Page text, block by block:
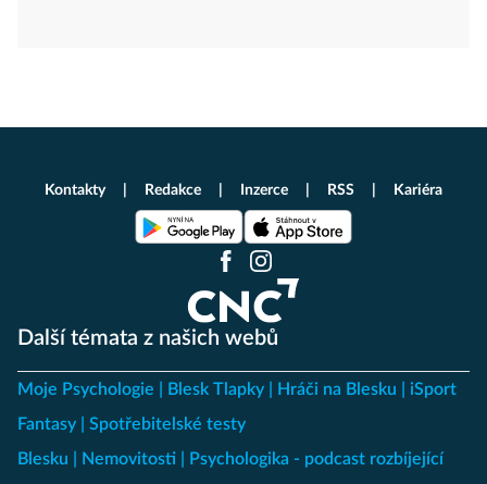
Další témata z našich webů
Moje Psychologie Blesk Tlapky Hráči na Blesku
iSport
Fantasy
Spotřebitelské testy
Blesku
Nemovitosti
Psychologika - podcast rozbíjející
Kontakty Redakce Inzerce RSS Kariéra